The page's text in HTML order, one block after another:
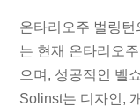
온타리오주 벌링
는 현재 온타리오
으며, 성공적인 벨
Solinst는 디자인,